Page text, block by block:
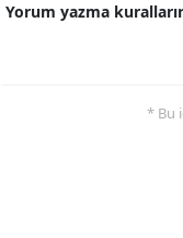
Yorum yazma
* Bu